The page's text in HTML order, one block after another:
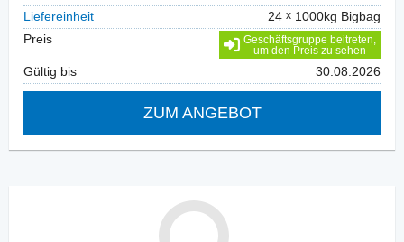
Liefereinheit
24
1000kg Bigbag
Preis
Geschäftsgruppe beitreten,
um den Preis zu sehen
Gültig bis 30.08.2026
ZUM ANGEBOT